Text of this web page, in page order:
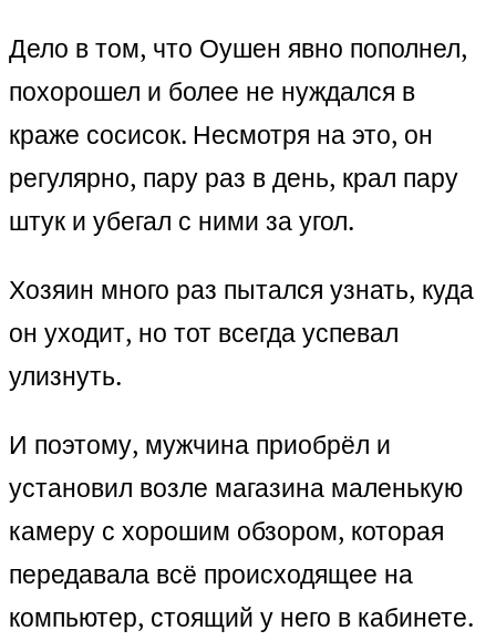
Дело в том, что Оушен явно пополнел,
похорошел и более не нуждался в
краже сосисок. Несмотря на это, он
регулярно, пару раз в день, крал пару
штук и убегал с ними за угол.
Хозяин много раз пытался узнать, куда
он уходит, но тот всегда успевал
улизнуть.
И поэтому, мужчина приобрёл и
установил возле магазина маленькую
камеру с хорошим обзором, которая
передавала всё происходящее на
компьютер, стоящий у него в кабинете.